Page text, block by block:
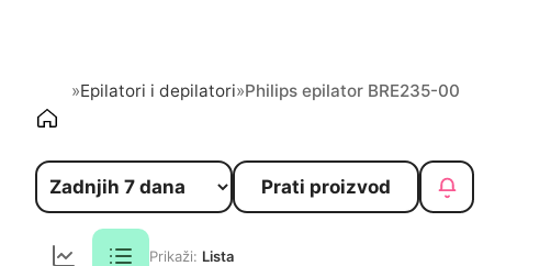
»Epilatori i depilatori»Philips epilator BRE235-00
Prati proizvod
Prikaži: Lista